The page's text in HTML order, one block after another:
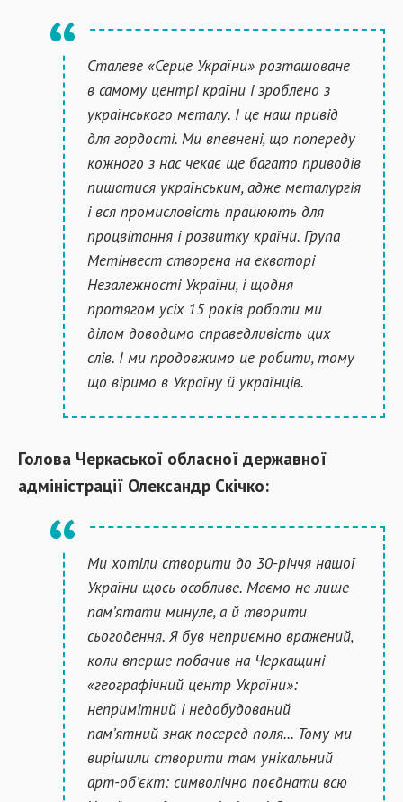
Сталеве «Серце України» розташоване
в самому центрі країни і зроблено з
українського металу. І це наш привід
для гордості. Ми впевнені, що попереду
кожного з нас чекає ще багато приводів
пишатися українським, адже металургія
і вся промисловість працюють для
процвітання і розвитку країни. Група
Метінвест створена на екваторі
Незалежності України, і щодня
протягом усіх 15 років роботи ми
ділом доводимо справедливість цих
слів. І ми продовжимо це робити, тому
що віримо в Україну й українців.
Голова Черкаської обласної державної
адміністрації Олександр Скічко:
Ми хотіли створити до 30-річчя нашої
України щось особливе. Маємо не лише
пам’ятати минуле, а й творити
сьогодення. Я був неприємно вражений,
коли вперше побачив на Черкащині
«географічний центр України»:
непримітний і недобудований
пам’ятний знак посеред поля... Тому ми
вирішили створити там унікальний
арт-об’єкт: символічно поєднати всю